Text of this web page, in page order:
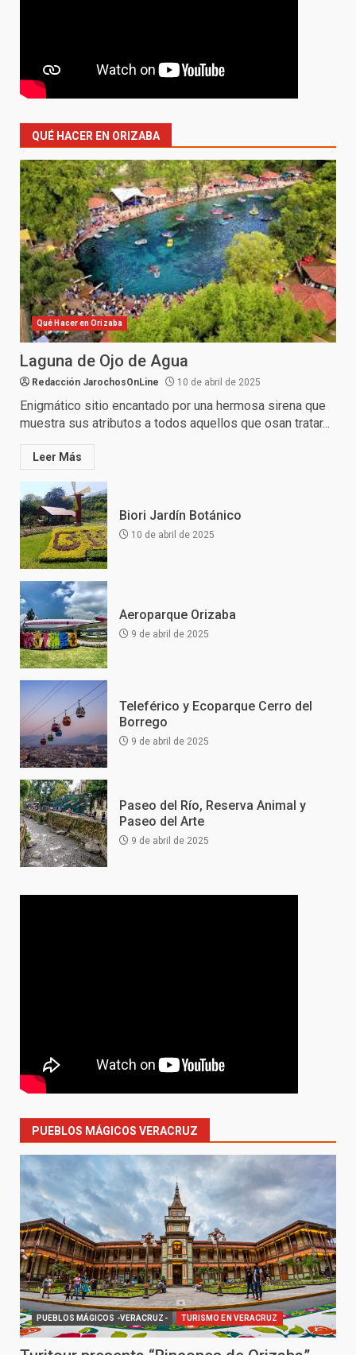
QUÉ HACER EN ORIZABA
Qué Hacer en Orizaba
Laguna de Ojo de Agua
Redacción JarochosOnLine 10 de abril de 2025
Enigmático sitio encantado por una hermosa sirena que
muestra sus atributos a todos aquellos que osan tratar...
Leer Más
Biori Jardín Botánico
10 de abril de 2025
Aeroparque Orizaba
9 de abril de 2025
Teleférico y Ecoparque Cerro del
Borrego
9 de abril de 2025
Paseo del Río, Reserva Animal y
Paseo del Arte
9 de abril de 2025
PUEBLOS MÁGICOS VERACRUZ
PUEBLOS MÁGICOS -VERACRUZ- TURISMO EN VERACRUZ